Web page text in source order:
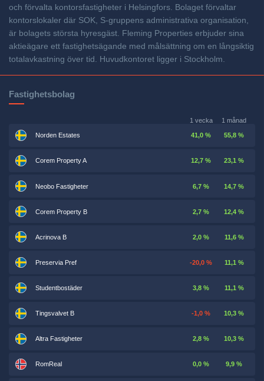
och förvalta kontorsfastigheter i Helsingfors. Bolaget förvaltar
kontorslokaler där SOK, S-gruppens administrativa organisation,
är bolagets största hyresgäst. Fleming Properties erbjuder sina
aktieägare ett fastighetsägande med målsättning om en långsiktig
totalavkastning över tid. Huvudkontoret ligger i Stockholm.
Fastighetsbolag
1 vecka 1 månad
Norden Estates 41,0 % 55,8 %
Corem Property A 12,7 % 23,1 %
Neobo Fastigheter 6,7 % 14,7 %
Corem Property B 2,7 % 12,4 %
Acrinova B 2,0 % 11,6 %
Preservia Pref -20,0 % 11,1 %
Studentbostäder 3,8 % 11,1 %
Tingsvalvet B -1,0 % 10,3 %
Altra Fastigheter 2,8 % 10,3 %
RomReal 0,0 % 9,9 %